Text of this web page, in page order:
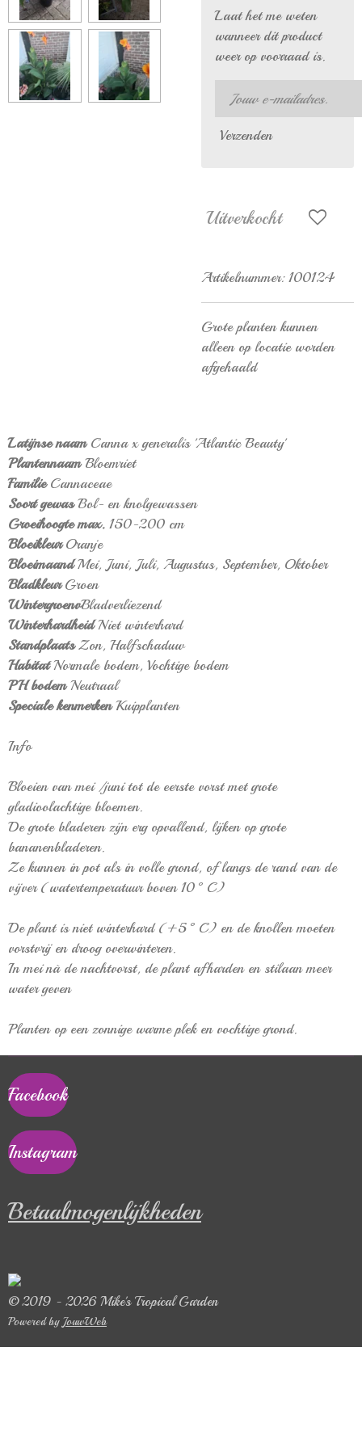
Laat het me weten
wanneer dit product
weer op voorraad is.
Verzenden
Uitverkocht
Artikelnummer: 100124
Grote planten kunnen
alleen op locatie worden
afgehaald
Latijnse naamCanna x generalis 'Atlantic Beauty'
PlantennaamBloemriet
FamilieCannaceae
Soort gewasBol- en knolgewassen
Groeihoogte max. 150-200 cm
BloeikleurOranje
BloeimaandMei, Juni, Juli, Augustus, September, Oktober
BladkleurGroen
WintergroenvBladverliezend
WinterhardheidNiet winterhard
StandplaatsZon, Halfschaduw
HabitatNormale bodem, Vochtige bodem
PH bodemNeutraal
Speciale kenmerkenKuipplanten
Info
Bloeien van mei /juni tot de eerste vorst met grote
gladioolachtige bloemen.
De grote bladeren zijn erg opvallend, lijken op grote
bananenbladeren.
Ze kunnen in pot als in volle grond, of langs de rand van de
vijver (watertemperatuur boven 10°C)
De plant is niet winterhard (+5°C) en de knollen moeten
vorstvrij en droog overwinteren.
In mei nà de nachtvorst, de plant afharden en stilaan meer
water geven
Planten op een zonnige warme plek en vochtige grond.
Facebook
Instagram
Betaalmogenlijkheden
© 2019 - 2026 Mike's Tropical Garden
Powered by JouwWeb